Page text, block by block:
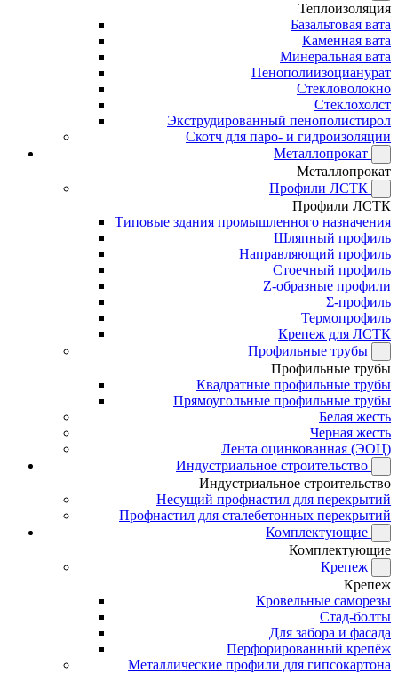
Теплоизоляция
Базальтовая вата
Каменная вата
Минеральная вата
Пенополиизоцианурат
Стекловолокно
Стеклохолст
Экструдированный пенополистирол
Скотч для паро- и гидроизоляции
Металлопрокат
Металлопрокат
Профили ЛСТК
Профили ЛСТК
Типовые здания промышленного назначения
Шляпный профиль
Направляющий профиль
Стоечный профиль
Z-образные профили
Σ-профиль
Термопрофиль
Крепеж для ЛСТК
Профильные трубы
Профильные трубы
Квадратные профильные трубы
Прямоугольные профильные трубы
Белая жесть
Черная жесть
Лента оцинкованная (ЭОЦ)
Индустриальное строительство
Индустриальное строительство
Несущий профнастил для перекрытий
Профнастил для сталебетонных перекрытий
Комплектующие
Комплектующие
Крепеж
Крепеж
Кровельные саморезы
Стад-болты
Для забора и фасада
Перфорированный крепёж
Металлические профили для гипсокартона